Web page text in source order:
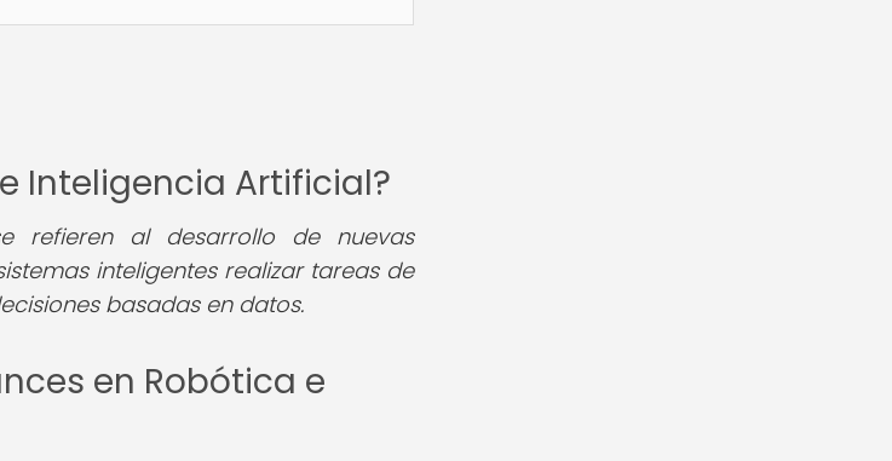
Inteligencia Artificial?
refieren al desarrollo de nuevas
inteligentes realizar tareas de
basadas en datos.
en Robótica e